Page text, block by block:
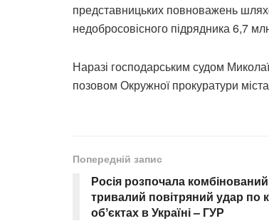
представницьких повноважень
недобросовісного підрядника 6,7
Наразі господарським судом
позовом Окружної прокуратури
Попередній запис
Росія розпочала комбінований
тривалий повітряний удар по
обʼєктах в Україні – ГУР